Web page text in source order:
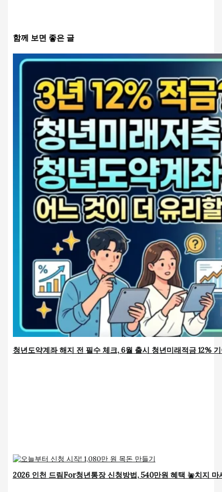
함께 보면 좋은 글
청년도약계좌 해지 전 필수 체크, 6월 출시 청년미래적금 12%
2026 인천 드림For청년통장 신청방법, 540만원 혜택 놓치지 마